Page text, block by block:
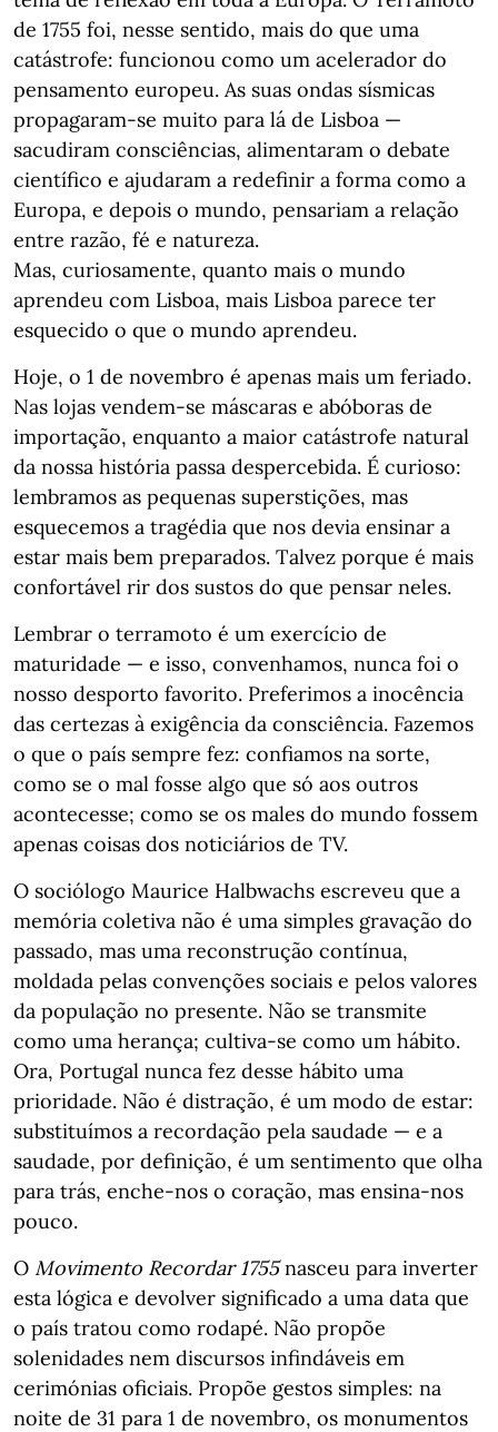
de 1755 foi, nesse sentido, mais do que uma
catástrofe: funcionou como um acelerador do
pensamento europeu. As suas ondas sísmicas
propagaram-se muito para lá de Lisboa —
sacudiram consciências, alimentaram o debate
científico e ajudaram a redefinir a forma como a
Europa, e depois o mundo, pensariam a relação
entre razão, fé e natureza.
Mas, curiosamente, quanto mais o mundo
aprendeu com Lisboa, mais Lisboa parece ter
esquecido o que o mundo aprendeu.
Hoje, o 1 de novembro é apenas mais um feriado.
Nas lojas vendem-se máscaras e abóboras de
importação, enquanto a maior catástrofe natural
da nossa história passa despercebida. É curioso:
lembramos as pequenas superstições, mas
esquecemos a tragédia que nos devia ensinar a
estar mais bem preparados. Talvez porque é mais
confortável rir dos sustos do que pensar neles.
Lembrar o terramoto é um exercício de
maturidade — e isso, convenhamos, nunca foi o
nosso desporto favorito. Preferimos a inocência
das certezas à exigência da consciência. Fazemos
o que o país sempre fez: confiamos na sorte,
como se o mal fosse algo que só aos outros
acontecesse; como se os males do mundo fossem
apenas coisas dos noticiários de TV.
O sociólogo Maurice Halbwachs escreveu que a
memória coletiva não é uma simples gravação do
passado, mas uma reconstrução contínua,
moldada pelas convenções sociais e pelos valores
da população no presente. Não se transmite
como uma herança; cultiva-se como um hábito.
Ora, Portugal nunca fez desse hábito uma
prioridade. Não é distração, é um modo de estar:
substituímos a recordação pela saudade — e a
saudade, por definição, é um sentimento que olha
para trás, enche-nos o coração, mas ensina-nos
pouco.
O Movimento Recordar 1755nasceu para inverter
esta lógica e devolver significado a uma data que
o país tratou como rodapé. Não propõe
solenidades nem discursos infindáveis em
cerimónias oficiais. Propõe gestos simples: na
noite de 31 para 1 de novembro, os monumentos